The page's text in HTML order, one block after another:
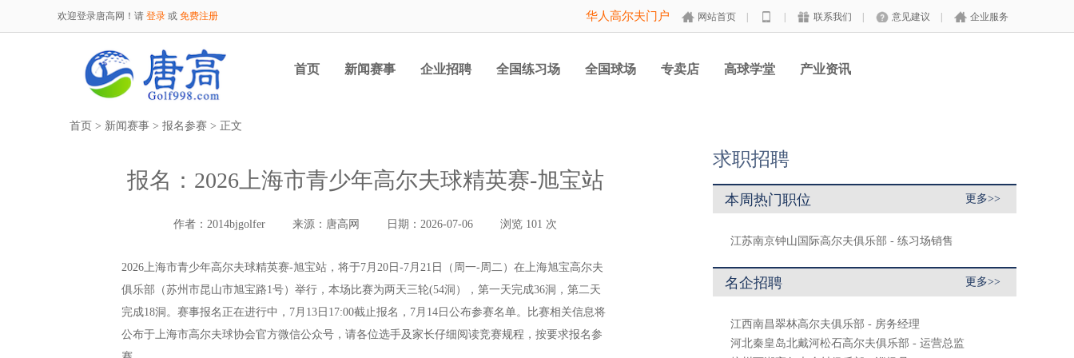
欢迎登录唐高网！请 登录 或 免费注册 华人高尔夫门户 网站首页 联系我们 意见建议 企业服务
首页 新闻赛事 企业招聘 全国练习场 全国球场 专卖店 高球学堂 产业资讯
首页 > 新闻赛事 > 报名参赛 > 正文
报名：2026上海市青少年高尔夫球精英赛-旭宝站
作者：2014bjgolfer 来源：唐高网 日期：2026-07-06 浏览 101 次
2026上海市青少年高尔夫球精英赛-旭宝站，将于7月20日-7月21日（周一-周二）在上海旭宝高尔夫
俱乐部（苏州市昆山市旭宝路1号）举行，本场比赛为两天三轮(54洞），第一天完成36洞，第二天
完成18洞。赛事报名正在进行中，7月13日17:00截止报名，7月14日公布参赛名单。比赛相关信息将
公布于上海市高尔夫球协会官方微信公众号，请各位选手及家长仔细阅读竞赛规程，按要求报名参
求职招聘
本周热门职位 更多>>
江苏南京钟山国际高尔夫俱乐部 - 练习场销售
名企招聘 更多>>
江西南昌翠林高尔夫俱乐部 - 房务经理
河北秦皇岛北戴河松石高尔夫俱乐部 - 运营总监